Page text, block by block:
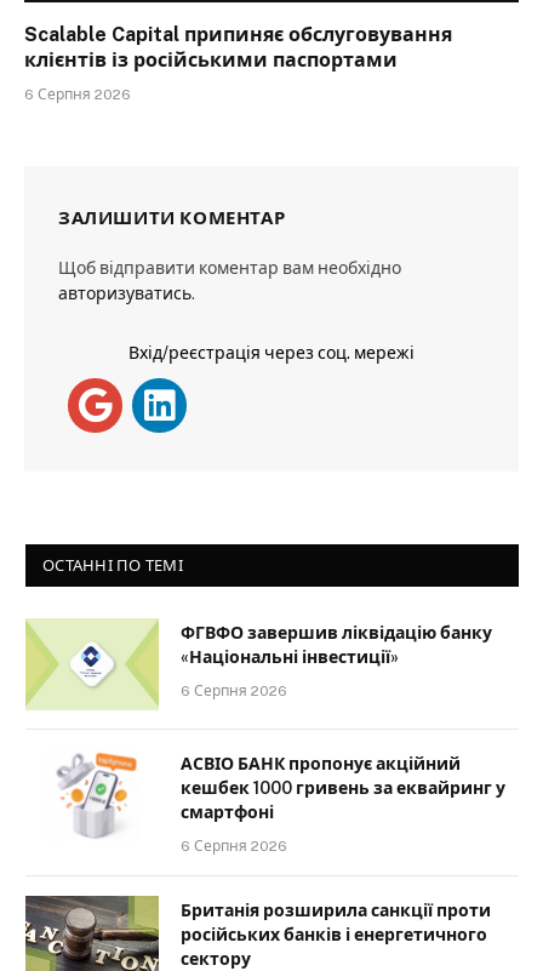
Scalable Capital припиняє обслуговування
клієнтів із російськими паспортами
6 Серпня 2026
ЗАЛИШИТИ КОМЕНТАР
Щоб відправити коментар вам необхідно
авторизуватись.
Вхід/реєстрація через соц. мережі
ОСТАННІ ПО ТЕМІ
ФГВФО завершив ліквідацію банку
«Національні інвестиції»
6 Серпня 2026
АСВІО БАНК пропонує акційний
кешбек 1000 гривень за еквайринг у
смартфоні
6 Серпня 2026
Британія розширила санкції проти
російських банків і енергетичного
сектору